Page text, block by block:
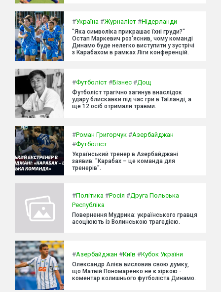
#Україна #Журналіст #Нідерланди
"Яка символіка прикрашає їхні груди?"
Остап Маркевич роз'яснив, чому команді
Динамо буде нелегко виступити у зустрічі
з Карабахом в рамках Ліги конференцій.
#Футболіст #Бізнес #Дощ
Футболіст трагічно загинув внаслідок
удару блискавки під час гри в Таїланді, а
ще 12 осіб отримали травми.
#Роман Григорчук #Азербайджан
#Футболіст
Український тренер в Азербайджані
заявив: "Карабах – це команда для
тренерів".
#Політика #Росія #Друга Польська
Республіка
Повернення Мудрика: українського гравця
асоціюють із Волинською трагедією.
#Азербайджан #Київ #Кубок України
Олександр Алієв висловив свою думку,
що Матвій Пономаренко не є зіркою -
коментар колишнього футболіста Динамо.